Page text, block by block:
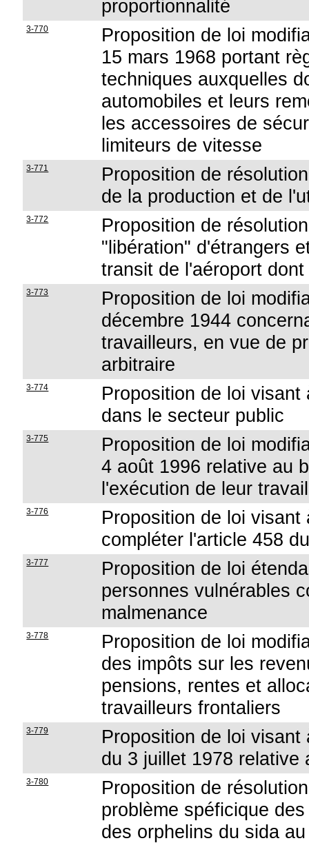
proportionnalité
3-770
Proposition de loi
15 mars 1968 portant
techniques auxquelles
automobiles et leurs
les accessoires de
limiteurs de vitesse
3-771
Proposition de
de la production et de
3-772
Proposition de
"libération" d'étrangers
transit de l'aéroport
3-773
Proposition de loi
décembre 1944
travailleurs, en vue de
arbitraire
3-774
Proposition de loi
dans le secteur public
3-775
Proposition de loi
4 août 1996 relative au
l'exécution de leur travail
3-776
Proposition de loi
compléter l'article 458
3-777
Proposition de loi
personnes vulnérables
malmenance
3-778
Proposition de loi
des impôts sur les
pensions, rentes et
travailleurs frontaliers
3-779
Proposition de loi
du 3 juillet 1978 relative
3-780
Proposition de
problème spéficique
des orphelins du sida